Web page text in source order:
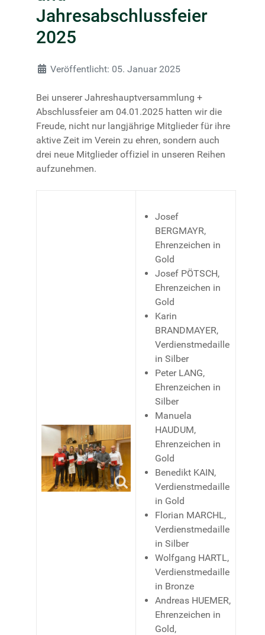
Jahresabschlussfeier
2025
DetailsVeröffentlicht: 05. Januar 2025
Bei unserer Jahreshauptversammlung +
Abschlussfeier am 04.01.2025 hatten wir die
Freude, nicht nur langjährige Mitglieder für ihre
aktive Zeit im Verein zu ehren, sondern auch
drei neue Mitglieder offiziel in unseren Reihen
aufzunehmen.
Josef
BERGMAYR,
Ehrenzeichen in
Gold
Josef PÖTSCH,
Ehrenzeichen in
Gold
Karin
BRANDMAYER,
Verdienstmedaille
in Silber
Peter LANG,
Ehrenzeichen in
Silber
Manuela
HAUDUM,
Ehrenzeichen in
Gold
Benedikt KAIN,
Verdienstmedaille
in Gold
Florian MARCHL,
Verdienstmedaille
in Silber
Wolfgang HARTL,
Verdienstmedaille
in Bronze
Andreas HUEMER,
Ehrenzeichen in
Gold,